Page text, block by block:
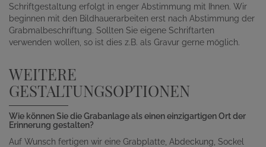
Schriftgestaltung erfolgt in enger Abstimmung mit Ihnen. Wir
beginnen mit den Bildhauerarbeiten erst nach Abstimmung der
Grabmalbeschriftung. Sollten Sie eigene Schriftarten
verwenden wollen, so ist dies z.B. als Gravur gerne möglich.
WEITERE
GESTALTUNGSOPTIONEN
Wie können Sie die Grabanlage als einen einzigartigen Ort der
Erinnerung gestalten?
Auf Wunsch fertigen wir eine Grabplatte, Abdeckung, Sockel